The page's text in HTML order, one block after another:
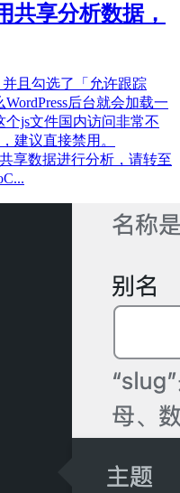
共享分析数据，
并且勾选了「允许跟踪
后台就会加载一
个js文件国内访问非常不
建议直接禁用。
享数据进行分析，请转至